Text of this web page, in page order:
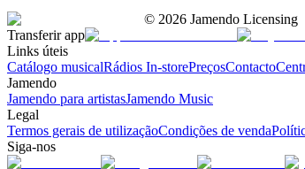
© 2026 Jamendo Licensing
Transferir app
Links úteis
Catálogo musicalRádios In-storePreçosContacto
Jamendo
Jamendo para artistasJamendo Music
Legal
Termos gerais de utilizaçãoCondições de venda
Siga-nos